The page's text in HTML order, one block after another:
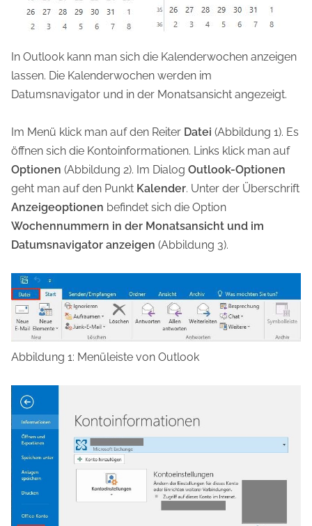
In Outlook kann man sich die Kalenderwochen anzeigen
lassen. Die Kalenderwochen werden im
Datumsnavigator und in der Monatsansicht angezeigt.
Im Menü klick man auf den Reiter Datei (Abbildung 1). Es
öffnen sich die Kontoinformationen. Links klick man auf
Optionen (Abbildung 2). Im Dialog Outlook-Optionen
geht man auf den Punkt Kalender. Unter der Überschrift
Anzeigeoptionen befindet sich die Option
Wochennummern in der Monatsansicht und im
Datumsnavigator anzeigen (Abbildung 3).
Abbildung 1: Menüleiste von Outlook